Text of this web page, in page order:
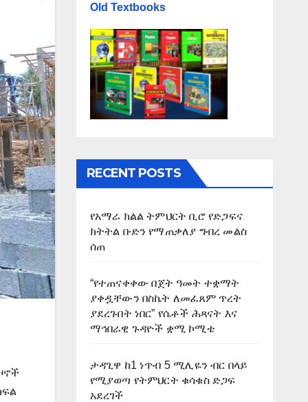
Old Textbooks
RECENT POSTS
የአማራ ክልል ትምህርት ቢሮ የድጋፍና
ክትትል ቡድን የማጠቃለያ ግብረ መልስ
ሰጠ
“የተጠናቀቀው በጀት ዓመት ተቋማት
ያቀዷቸውን በስኬት ለመፈጸም ጥረት
ያደረጉበት ነበር” የሴቶች ሕጻናት እና
ማኅበራዊ ጉዳዮች ቋሚ ኮሚቴ
ታዳጊዋ ከ1 ነጥብ 5 ሚሊዬን ብር በላይ
የሚያወጣ የትምህርት ቁሳቁስ ድጋፍ
አደረገች